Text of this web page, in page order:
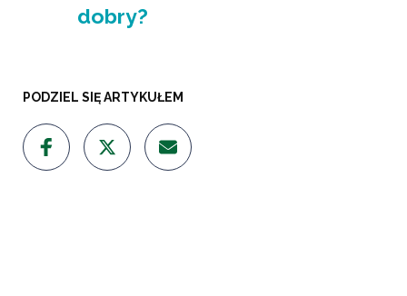
dobry?
PODZIEL SIĘ ARTYKUŁEM